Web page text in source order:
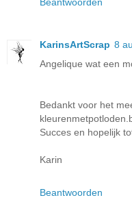
KarinsArtScrap 8
Angelique wat een
Bedankt voor het
Succes en hopelijk
Karin
Beantwoorden